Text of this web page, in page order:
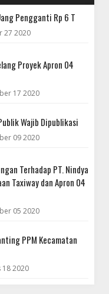
Pengganti Rp 6 T
27 2020
Proyek Apron 04
17 2020
Wajib Dipublikasi
09 2020
Terhadap PT. Nindya
Taxiway dan Apron 04
05 2020
PPM Kecamatan
2020
04 Tanpa